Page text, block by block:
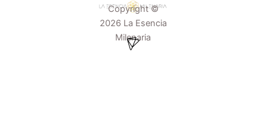
Copyright ©
2026 La Esencia
Milenaria
Menú